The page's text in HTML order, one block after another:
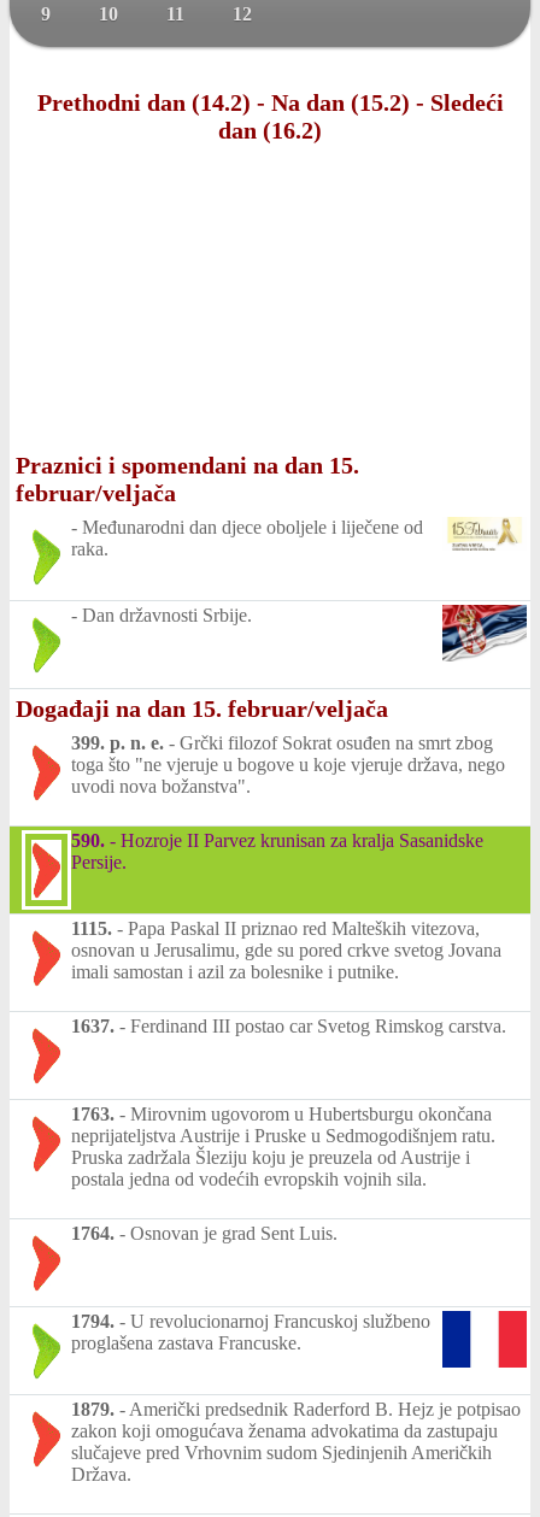
9 10 11 12
Prethodni dan (14.2) - Na dan (15.2) - Sledeći
dan (16.2)
Praznici i spomendani na dan 15.
februar/veljača
- Međunarodni dan djece oboljele i liječene od
raka.
- Dan državnosti Srbije.
Događaji na dan 15. februar/veljača
399. p. n. e. - Grčki filozof Sokrat osuđen na smrt zbog
toga što "ne vjeruje u bogove u koje vjeruje država, nego
uvodi nova božanstva".
590. - Hozroje II Parvez krunisan za kralja Sasanidske
Persije.
1115. - Papa Paskal II priznao red Malteških vitezova,
osnovan u Jerusalimu, gde su pored crkve svetog Jovana
imali samostan i azil za bolesnike i putnike.
1637. - Ferdinand III postao car Svetog Rimskog carstva.
1763. - Mirovnim ugovorom u Hubertsburgu okončana
neprijateljstva Austrije i Pruske u Sedmogodišnjem ratu.
Pruska zadržala Šleziju koju je preuzela od Austrije i
postala jedna od vodećih evropskih vojnih sila.
1764. - Osnovan je grad Sent Luis.
1794. - U revolucionarnoj Francuskoj službeno
proglašena zastava Francuske.
1879. - Američki predsednik Raderford B. Hejz je potpisao
zakon koji omogućava ženama advokatima da zastupaju
slučajeve pred Vrhovnim sudom Sjedinjenih Američkih
Država.